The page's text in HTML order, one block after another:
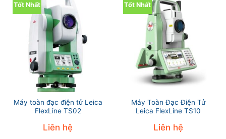
Tốt Nhất
Máy toàn đạc điện tử Leica
FlexLine TS02
Liên hệ
Tốt Nhất
Máy Toàn Đạc Điện Tử
Leica FlexLine TS10
Liên hệ